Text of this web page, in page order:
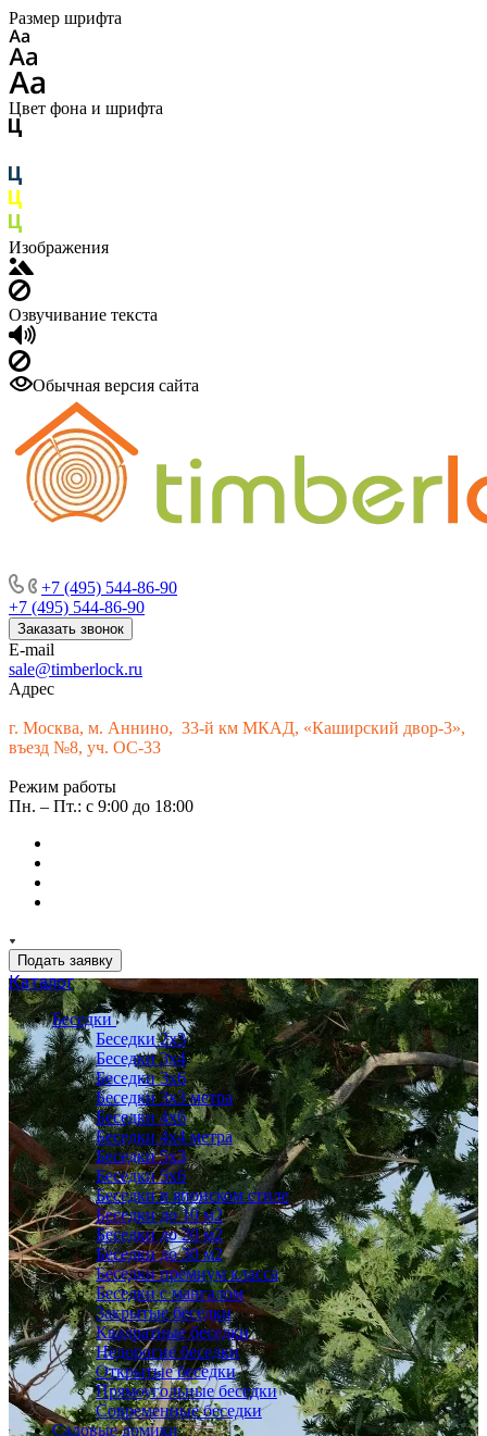
Размер шрифта
Цвет фона и шрифта
Изображения
Озвучивание текста
Обычная версия сайта
+7 (495) 544-86-90
+7 (495) 544-86-90
Заказать звонок
E-mail
sale@timberlock.ru
Адрес
г. Москва, м. Аннино, 33-й км МКАД, «Каширский двор-3»,
въезд №8, уч. ОС-33
Режим работы
Пн. – Пт.: с 9:00 до 18:00
Подать заявку
Каталог
Беседки
Беседки 2x3
Беседки 3x4
Беседки 3x6
Беседки 3х3 метра
Беседки 4x6
Беседки 4х4 метра
Беседки 5x3
Беседки 5x6
Беседки в японском стиле
Беседки до 10 м2
Беседки до 20 м2
Беседки до 30 м2
Беседки премиум класса
Беседки с мангалом
Закрытые беседки
Квадратные беседки
Недорогие беседки
Открытые беседки
Прямоугольные беседки
Современные беседки
Садовые домики